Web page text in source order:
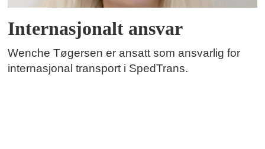
Internasjonalt ansvar
Wenche Tøgersen er ansatt som ansvarlig for
internasjonal transport i SpedTrans.